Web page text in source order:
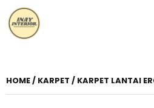
HOME/ KARPET / KARPET LANTAI